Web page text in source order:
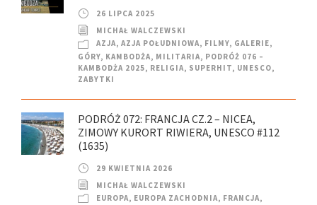
26 LIPCA 2025
MICHAŁ WALCZEWSKI
AZJA, AZJA POŁUDNIOWA, FILMY, GALERIE,
GÓRY, KAMBODŻA, MILITARIA, PODRÓŻ 076 –
KAMBODŻA 2025, RELIGIA, SUPERHIT, UNESCO,
ZABYTKI
PODRÓŻ 072: FRANCJA CZ.2 – NICEA,
ZIMOWY KURORT RIWIERA, UNESCO #112
(1635)
29 KWIETNIA 2026
MICHAŁ WALCZEWSKI
EUROPA, EUROPA ZACHODNIA, FRANCJA,